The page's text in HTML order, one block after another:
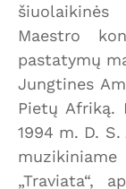
Maestro
pastatymų
Jungtines
Pietų Afriką.
1994 m. D.
„Traviata“,